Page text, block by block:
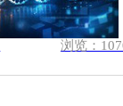
浏览：